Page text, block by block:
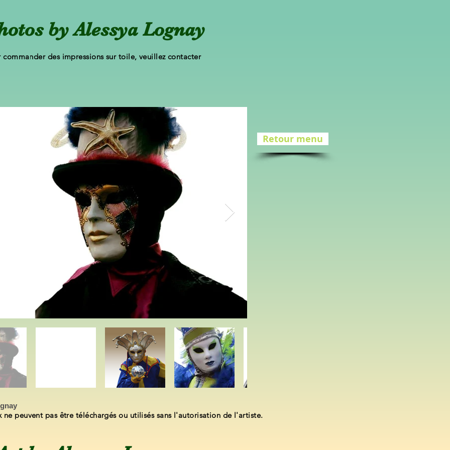
by Alessya Lognay
commander des impressions sur toile, veuillez contacter
Retour menu
ne peuvent pas être téléchargés ou utilisés sans l'autorisation de l'artiste.